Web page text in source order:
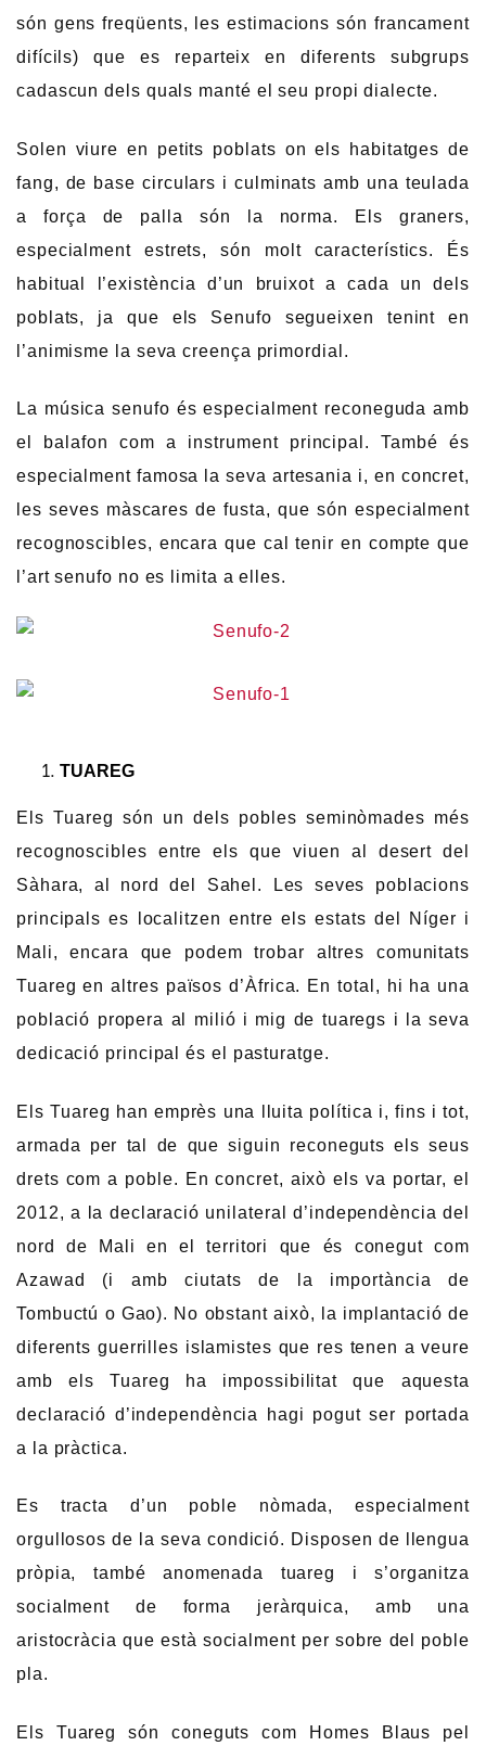
són gens freqüents, les estimacions són francament
difícils) que es reparteix en diferents subgrups
cadascun dels quals manté el seu propi dialecte.
Solen viure en petits poblats on els habitatges de
fang, de base circulars i culminats amb una teulada
a força de palla són la norma. Els graners,
especialment estrets, són molt característics. És
habitual l’existència d’un bruixot a cada un dels
poblats, ja que els Senufo segueixen tenint en
l’animisme la seva creença primordial.
La música senufo és especialment reconeguda amb
el balafon com a instrument principal. També és
especialment famosa la seva artesania i, en concret,
les seves màscares de fusta, que són especialment
recognoscibles, encara que cal tenir en compte que
l’art senufo no es limita a elles.
TUAREG
Els Tuareg són un dels pobles seminòmades més
recognoscibles entre els que viuen al desert del
Sàhara, al nord del Sahel. Les seves poblacions
principals es localitzen entre els estats del Níger i
Mali, encara que podem trobar altres comunitats
Tuareg en altres països d’Àfrica. En total, hi ha una
població propera al milió i mig de tuaregs i la seva
dedicació principal és el pasturatge.
Els Tuareg han emprès una lluita política i, fins i tot,
armada per tal de que siguin reconeguts els seus
drets com a poble. En concret, això els va portar, el
2012, a la declaració unilateral d’independència del
nord de Mali en el territori que és conegut com
Azawad (i amb ciutats de la importància de
Tombuctú o Gao). No obstant això, la implantació de
diferents guerrilles islamistes que res tenen a veure
amb els Tuareg ha impossibilitat que aquesta
declaració d’independència hagi pogut ser portada
a la pràctica.
Es tracta d’un poble nòmada, especialment
orgullosos de la seva condició. Disposen de llengua
pròpia, també anomenada tuareg i s’organitza
socialment de forma jeràrquica, amb una
aristocràcia que està socialment per sobre del poble
pla.
Els Tuareg són coneguts com Homes Blaus pel